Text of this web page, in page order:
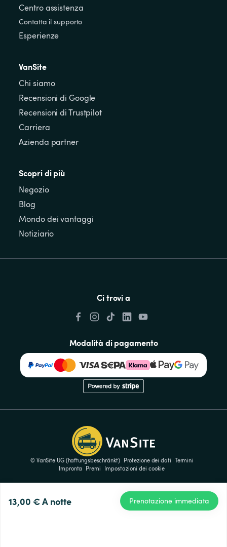
13,00 €A notte Prenotazione immediata
Centro assistenza
Contatta il supporto
Esperienze
VanSite
Chi siamo
Recensioni di Google
Recensioni di Trustpilot
Carriera
Azienda partner
Scopri di più
Negozio
Blog
Mondo dei vantaggi
Notiziario
Ci trovi a
Modalità di pagamento
© VanSite UG (haftungsbeschränkt) Protezione dei dati Termini
Impronta
Premi Impostazioni dei cookie